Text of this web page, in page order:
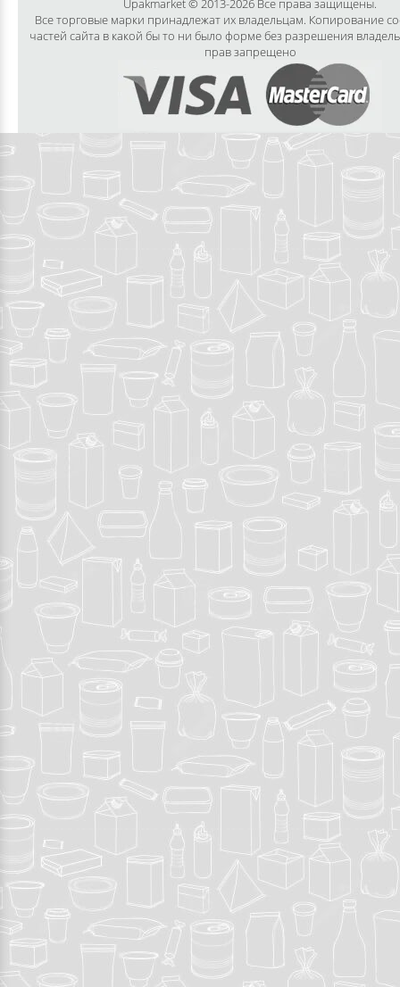
Upakmarket © 2013-2026 Все права защищены.
Все торговые марки принадлежат их владельцам. Копирование
частей сайта в какой бы то ни было форме без разрешения
прав запрещено